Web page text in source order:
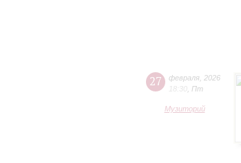
27 февраля 2026
18:30 Пт
Музиторий